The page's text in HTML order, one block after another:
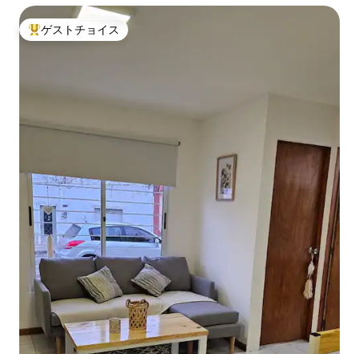
大好評のゲストチョイスです。
ゲストチョイス